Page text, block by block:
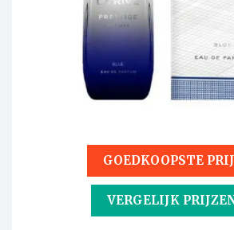
GOEDKOOPSTE
VERGELIJK